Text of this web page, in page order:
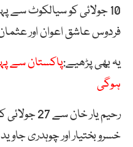
10 جولائی کو سیالکوٹ
فردوس عاشق اعوان اور
یہ بھی پڑھیے:پاکستان سے
ہوگی
رحیم یار
خسرو بختیار اور چوہدری